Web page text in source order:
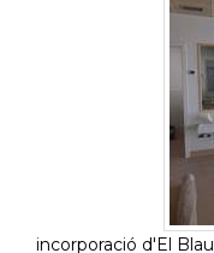
incorporació d'El